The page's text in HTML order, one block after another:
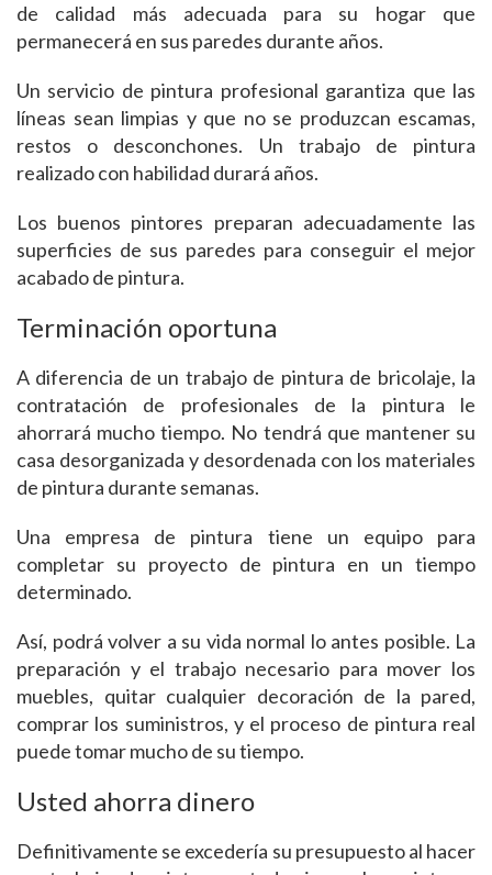
de calidad más adecuada para su hogar que
permanecerá en sus paredes durante años.
Un servicio de pintura profesional garantiza que las
líneas sean limpias y que no se produzcan escamas,
restos o desconchones. Un trabajo de pintura
realizado con habilidad durará años.
Los buenos pintores preparan adecuadamente las
superficies de sus paredes para conseguir el mejor
acabado de pintura.
Terminación oportuna
A diferencia de un trabajo de pintura de bricolaje, la
contratación de profesionales de la pintura le
ahorrará mucho tiempo. No tendrá que mantener su
casa desorganizada y desordenada con los materiales
de pintura durante semanas.
Una empresa de pintura tiene un equipo para
completar su proyecto de pintura en un tiempo
determinado.
Así, podrá volver a su vida normal lo antes posible. La
preparación y el trabajo necesario para mover los
muebles, quitar cualquier decoración de la pared,
comprar los suministros, y el proceso de pintura real
puede tomar mucho de su tiempo.
Usted ahorra dinero
Definitivamente se excedería su presupuesto al hacer